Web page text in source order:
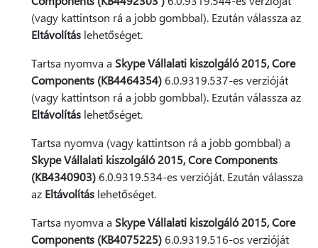
(vagy kattintson rá a jobb gombbal). Ezután válassza az
Eltávolítás lehetőséget.
Tartsa nyomva a Skype Vállalati kiszolgáló 2015, Core
Components (KB4464354) 6.0.9319.537-es verzióját
(vagy kattintson rá a jobb gombbal). Ezután válassza az
Eltávolítás lehetőséget.
Tartsa nyomva (vagy kattintson rá a jobb gombbal) a
Skype Vállalati kiszolgáló 2015, Core Components
(KB4340903) 6.0.9319.534-es verzióját. Ezután válassza
az Eltávolítás lehetőséget.
Tartsa nyomva a Skype Vállalati kiszolgáló 2015, Core
Components (KB4075225) 6.0.9319.516-os verzióját